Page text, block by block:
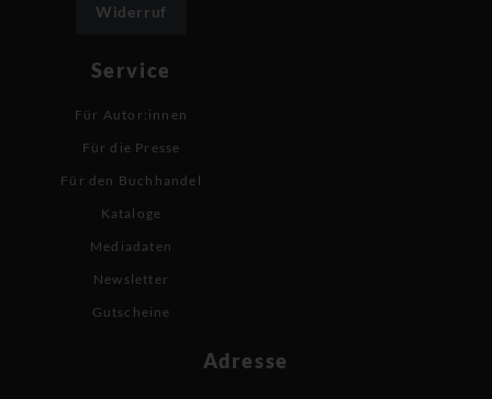
Widerruf
Service
Für Autor:innen
Für die Presse
Für den Buchhandel
Kataloge
Mediadaten
Newsletter
Gutscheine
Adresse